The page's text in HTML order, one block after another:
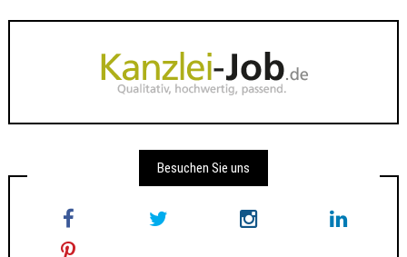
Besuchen Sie uns